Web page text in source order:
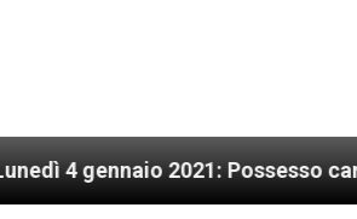
2021: Possesso cardinalizio